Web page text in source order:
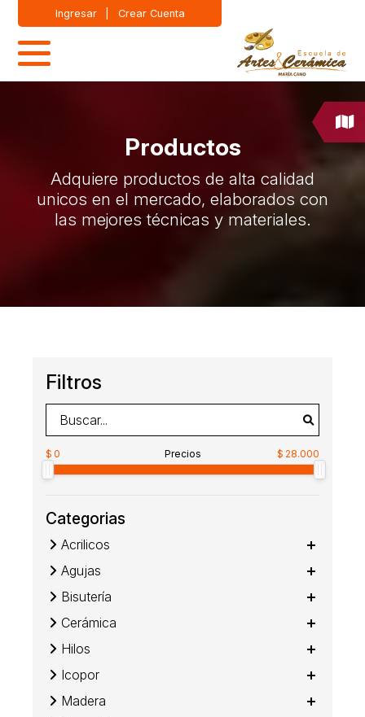
Ingresar Crear Cuenta
Productos
Adquiere productos de alta calidad
unicos en el mercado, elaborados con
las mejores técnicas y materiales.
Filtros
0 Precios 28.000
Categorias
Acrilicos
Agujas
Bisutería
Cerámica
Hilos
Icopor
Madera